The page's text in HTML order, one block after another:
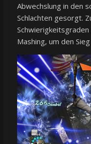
Abwechslung in den
Schlachten gesorgt.
Mashing, um den